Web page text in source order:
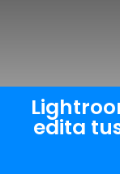
edita